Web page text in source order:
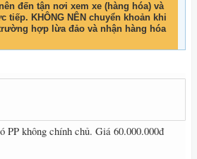
đến tận nơi xem xe (hàng hóa) và
tiếp. KHÔNG NÊN chuyển khoản khi
hợp lừa đảo và nhận hàng hóa
PP không chính chủ. Giá 60.000.000đ